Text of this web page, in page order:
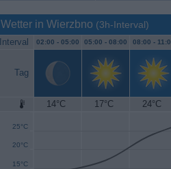
Wetter in Wierzbno (3h-Interval)
Interval 02:00 - 05:00 05:00 - 08:00 08:00 -
Tag
14°C 17°C 24°C
15°C
20°C
25°C
30°C